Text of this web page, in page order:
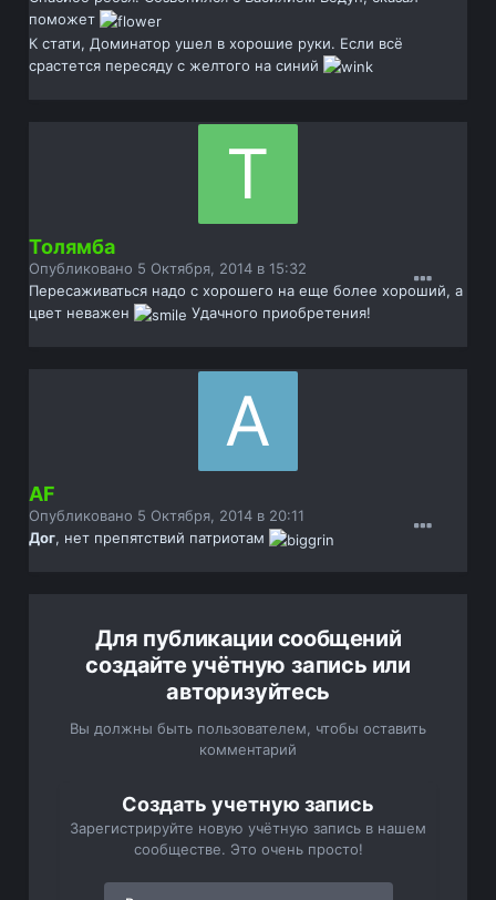
поможет
К стати, Доминатор ушел в хорошие руки. Если всё
срастется пересяду с желтого на синий
Толямба
Опубликовано 5 Октября, 2014 в 15:32
Пересаживаться надо с хорошего на еще более хороший, а
цвет неважен
Удачного приобретения!
AF
Опубликовано 5 Октября, 2014 в 20:11
Дог, нет препятствий патриотам
Для публикации сообщений
создайте учётную запись или
авторизуйтесь
Вы должны быть пользователем, чтобы оставить
комментарий
Создать учетную запись
Зарегистрируйте новую учётную запись в нашем
сообществе. Это очень просто!